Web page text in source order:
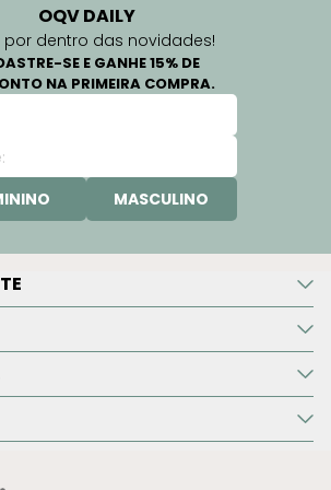
OQV DAILY
por dentro das novidades!
SE E GANHE 15% DE
NA PRIMEIRA COMPRA.
MASCULINO